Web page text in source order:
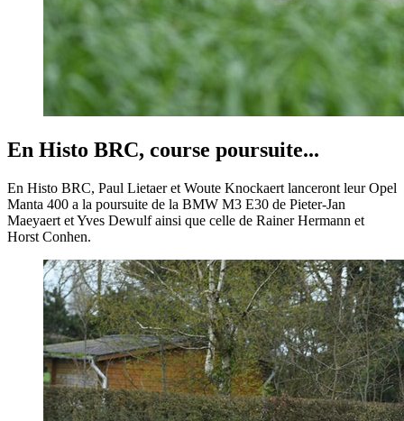
En Histo BRC, course poursuite...
En Histo BRC, Paul Lietaer et Woute Knockaert lanceront leur Opel
Manta 400 a la poursuite de la BMW M3 E30 de Pieter-Jan
Maeyaert et Yves Dewulf ainsi que celle de Rainer Hermann et
Horst Conhen.